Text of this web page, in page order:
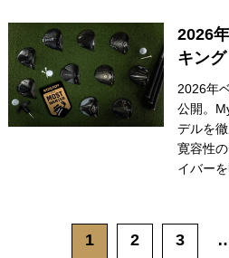
2026
キン
2026年
公開。
デルを
寛容性
イバー
1 2 3